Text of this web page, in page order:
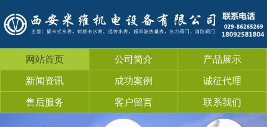
网站首页 公司简介 产品展示
新闻资讯 成功案例 诚征代理
售后服务 客户留言 联系我们